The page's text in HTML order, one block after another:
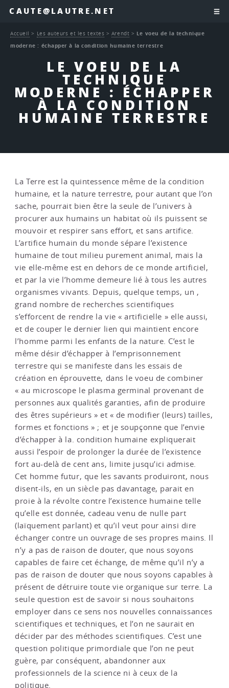
CAUTE@LAUTRE.NET
LE VOEU DE LA
TECHNIQUE
MODERNE : ÉCHAPPER
À LA CONDITION
HUMAINE TERRESTRE
Accueil > Les auteurs et les textes > Arendt > Le voeu de la technique
moderne : échapper à la condition humaine terrestre
La Terre est la quintessence même de la condition
humaine, et la nature terrestre, pour autant que l’on
sache, pourrait bien être la seule de l’univers à
procurer aux humains un habitat où ils puissent se
mouvoir et respirer sans effort, et sans artifice.
L’artifice humain du monde sépare l’existence
humaine de tout milieu purement animal, mais la
vie elle-même est en dehors de ce monde artificiel,
et par la vie l’homme demeure lié à tous les autres
organismes vivants. Depuis, quelque temps, un ,
grand nombre de recherches scientifiques
s’efforcent de rendre la vie « artificielle » elle aussi,
et de couper le dernier lien qui maintient encore
l’homme parmi les enfants de la nature. C’est le
même désir d’échapper à l’emprisonnement
terrestre qui se manifeste dans les essais de
création en éprouvette, dans le voeu de combiner
« au microscope le plasma germinal provenant de
personnes aux qualités garanties, afin de produire
des êtres supérieurs » et « de modifier (leurs) tailles,
formes et fonctions » ; et je soupçonne que l’envie
d’échapper à la. condition humaine expliquerait
aussi l’espoir de prolonger la durée de l’existence
fort au-delà de cent ans, limite jusqu’ici admise.
Cet homme futur, que les savants produiront, nous
disent-ils, en un siècle pas davantage, parait en
proie à la révolte contre l’existence humaine telle
qu’elle est donnée, cadeau venu de nulle part
(laïquement parlant) et qu’il veut pour ainsi dire
échanger contre un ouvrage de ses propres mains. Il
n’y a pas de raison de douter, que nous soyons
capables de faire cet échange, de même qu’il n’y a
pas de raison de douter que nous soyons capables à
présent de détruire toute vie organique sur terre. La
seule question est de savoir si nous souhaitons
employer dans ce sens nos nouvelles connaissances
scientifiques et techniques, et l’on ne saurait en
décider par des méthodes scientifiques. C’est une
question politique primordiale que l’on ne peut
guère, par conséquent, abandonner aux
professionnels de la science ni à ceux de la
politique.